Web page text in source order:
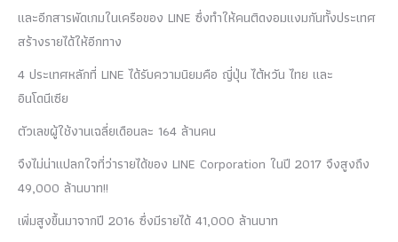
และอีกสารพัดเกมในเครือของ LINE ซึ่งทำให้คนติดงอมแงมกันทั้งประเทศ
สร้างรายได้ให้อีกทาง
4 ประเทศหลักที่ LINE ได้รับความนิยมคือ ญี่ปุ่น ไต้หวัน ไทย และ
อินโดนีเซีย
ตัวเลขผู้ใช้งานเฉลี่ยเดือนละ 164 ล้านคน
จึงไม่น่าแปลกใจที่ว่ารายได้ของ LINE Corporation ในปี 2017 จึงสูงถึง
49,000 ล้านบาท!!
เพิ่มสูงขึ้นมาจากปี 2016 ซึ่งมีรายได้ 41,000 ล้านบาท